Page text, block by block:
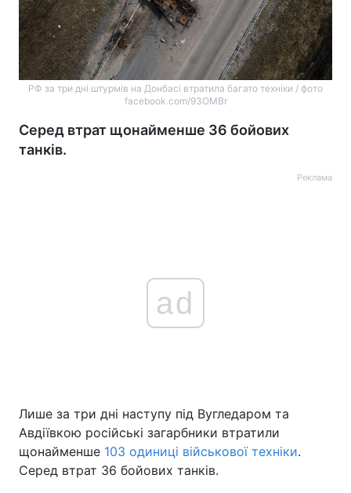
Головна Війна
Україна Політика
РФ за три дні штурмів на Донбасі втратила багато техніки / фото
facebook.com/93OMBr
Серед втрат щонайменше 36 бойових
танків.
Реклама
ad
Лише за три дні наступу під Вугледаром та
Авдіївкою російські загарбники втратили
щонайменше 103 одиниці військової техніки.
Серед втрат 36 бойових танків.